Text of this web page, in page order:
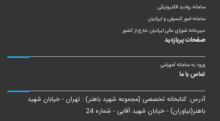
سامانه روادید الکترونیکی
سامانه امور کنسولی و ایرانیان
دبیرخانه شورای عالی ایرانیان خارج از کشور
صفحات پربازدید
ورود به سامانه آموزشی
تماس با ما
آدرس: کتابخانه تخصصی (مجموعه شهید باهنر) : تهران - خیابان شهید
باهنر(نیاوران) - خیابان شهید آقایی - شماره 24